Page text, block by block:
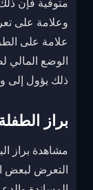
متوفية فإن
وعلامة على
علامة على
الوضع المالي
ذلك يؤول إلى
براز
مشاهدة براز
التعرض لبعض